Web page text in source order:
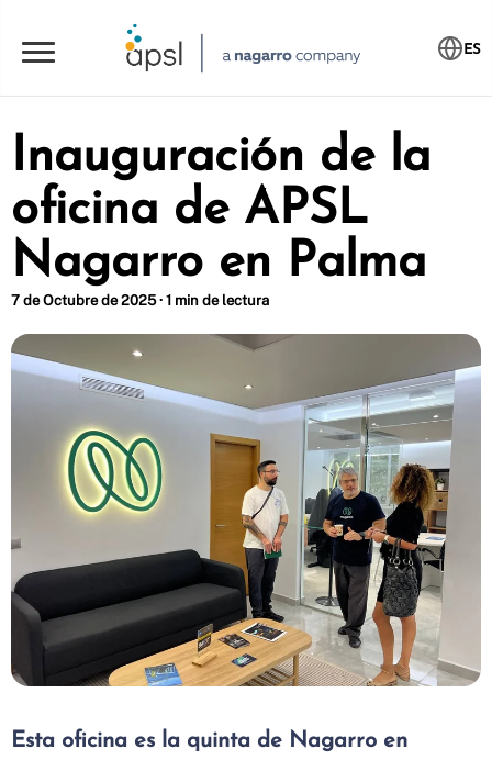
ES
Inauguración de la
oficina de APSL
Nagarro en Palma
7 de Octubre de 2025 · 1 min de lectura
Esta oficina es la quinta de Nagarro en